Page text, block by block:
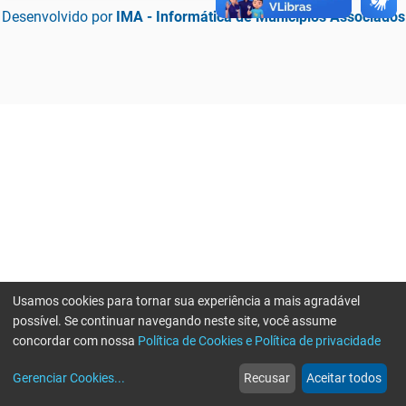
Desenvolvido por IMA - Informática de Municípios Associados
web
Notícias
more_horiz
Mais
Usamos cookies para tornar sua experiência a mais agradável
possível. Se continuar navegando neste site, você assume
concordar com nossa Política de Cookies e Política de privacidade
Gerenciar Cookies... Recusar Aceitar todos
Erro ao enviar informações, por favor tente novamente